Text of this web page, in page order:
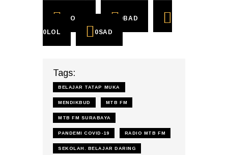
COOL 0BAD
0 LOL 0SAD
Tags:
BELAJAR TATAP MUKA
MENDIKBUD MTB FM
MTB FM SURABAYA
PANDEMI COVID-19 RADIO MTB FM
SEKOLAH. BELAJAR DARING